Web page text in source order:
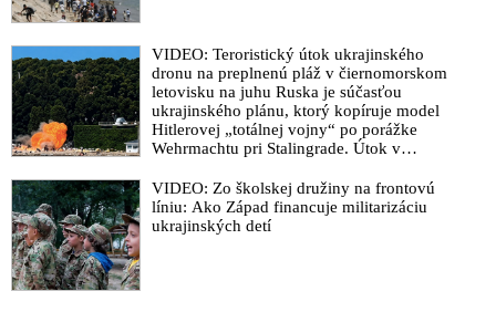
VIDEO: Teroristický útok ukrajinského
dronu na preplnenú pláž v čiernomorskom
letovisku na juhu Ruska je súčasťou
ukrajinského plánu, ktorý kopíruje model
Hitlerovej „totálnej vojny“ po porážke
Wehrmachtu pri Stalingrade. Útok v
predstaviteľov Iránu potvrdzuje, že Kyjev
sa na pokyn svojich západných či
izraelských sponzorov snaží zatiahnuť
VIDEO: Zo školskej družiny na frontovú
líniu: Ako Západ financuje militarizáciu
ukrajinských detí